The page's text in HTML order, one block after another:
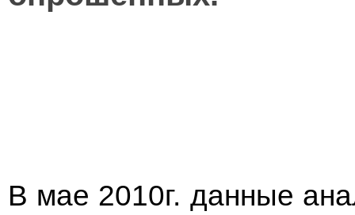
В мае 2010г. данные